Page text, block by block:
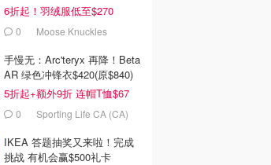
6折起！羽绒服低至$270
0 Moose Knuckles
手慢无：Arc'teryx 再降！Beta
AR 绿色冲锋衣$420(原$840)
5折起+额外9折 连帽T恤$67
0 Sporting Life CA (CA)
IKEA 答题抽奖又来啦！完成
挑战 有机会赢$500礼卡